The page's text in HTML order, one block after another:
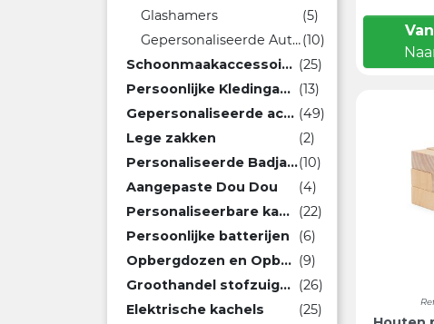
Glashamers
(5)
Gepersonaliseerde Auto-accessoires(10)
Schoonmaakaccessoires met logo (25)
Persoonlijke Kledingaccessoires (13)
Gepersonaliseerde accessoires voor huisdieren (49)
Lege zakken
(2)
Personaliseerde Badjassen(10)
Aangepaste Dou Dou
(4)
Personaliseerbare kammen
(22)
Persoonlijke batterijen
(6)
Opbergdozen en Opbergboxen (9)
Groothandel stofzuigers (26)
Elektrische kachels
(25)
Van